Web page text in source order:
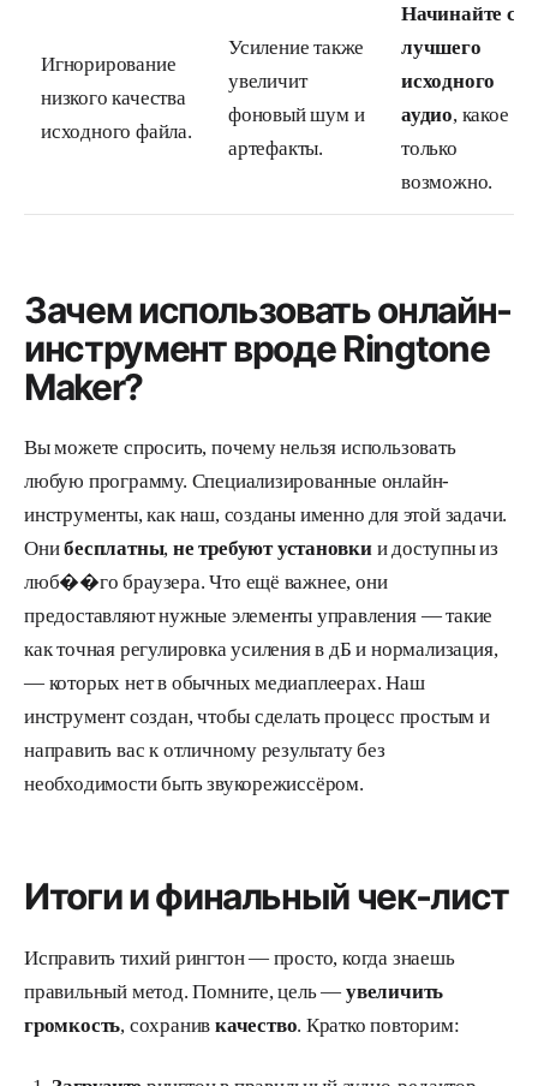
Игнорирование
низкого качества
исходного файла.
Усиление также
увеличит
фоновый шум и
артефакты.
Начинайте с
лучшего
исходного
аудио, какое
только
возможно.
Зачем использовать онлайн-
инструмент вроде Ringtone
Maker?
Вы можете спросить, почему нельзя использовать
любую программу. Специализированные онлайн-
инструменты, как наш, созданы именно для этой задачи.
Онибесплатны, не требуют установкии доступны из
люб��го браузера. Что ещё важнее, они
предоставляют нужные элементы управления — такие
как точная регулировка усиления в дБ и нормализация,
— которых нет в обычных медиаплеерах. Наш
инструмент создан, чтобы сделать процесс простым и
направить вас к отличному результату без
необходимости быть звукорежиссёром.
Итоги и финальный чек-лист
Исправить тихий рингтон — просто, когда знаешь
правильный метод. Помните, цель —увеличить
громкость, сохранив качество. Кратко повторим: